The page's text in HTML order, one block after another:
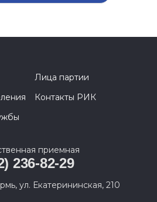
Лица партии
Контакты РИК
приемная
236-82-29
ул. Екатерининская, 210